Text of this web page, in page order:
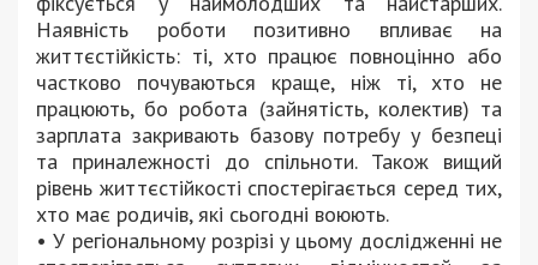
Наявність роботи позитивно впливає на
життєстійкість: ті, хто працює повноцінно або
частково почуваються краще, ніж ті, хто не
працюють, бо робота (зайнятість, колектив) та
зарплата закривають базову потребу у безпеці
та приналежності до спільноти. Також вищий
рівень життєстійкості спостерігається серед тих,
хто має родичів, які сьогодні воюють.
• У регіональному розрізі у цьому дослідженні не